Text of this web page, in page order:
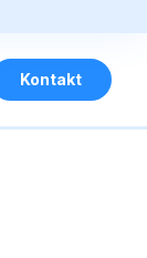
Kontakt